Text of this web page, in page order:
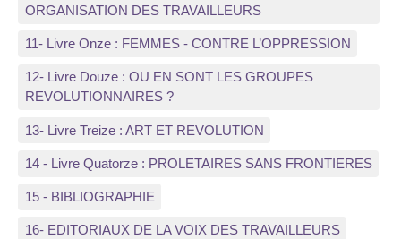
ORGANISATION DES TRAVAILLEURS
11- Livre Onze : FEMMES - CONTRE L’OPPRESSION
12- Livre Douze : OU EN SONT LES GROUPES
REVOLUTIONNAIRES ?
13- Livre Treize : ART ET REVOLUTION
14 - Livre Quatorze : PROLETAIRES SANS FRONTIERES
15 - BIBLIOGRAPHIE
16- EDITORIAUX DE LA VOIX DES TRAVAILLEURS